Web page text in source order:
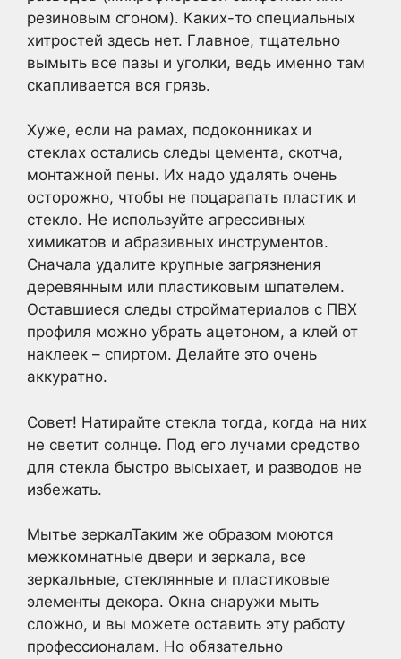
резиновым сгоном). Каких-то специальных
хитростей здесь нет. Главное, тщательно
вымыть все пазы и уголки, ведь именно там
скапливается вся грязь.
Хуже, если на рамах, подоконниках и
стеклах остались следы цемента, скотча,
монтажной пены. Их надо удалять очень
осторожно, чтобы не поцарапать пластик и
стекло. Не используйте агрессивных
химикатов и абразивных инструментов.
Сначала удалите крупные загрязнения
деревянным или пластиковым шпателем.
Оставшиеся следы стройматериалов с ПВХ
профиля можно убрать ацетоном, а клей от
наклеек – спиртом. Делайте это очень
аккуратно.
Совет! Натирайте стекла тогда, когда на них
не светит солнце. Под его лучами средство
для стекла быстро высыхает, и разводов не
избежать.
Мытье зеркалТаким же образом моются
межкомнатные двери и зеркала, все
зеркальные, стеклянные и пластиковые
элементы декора. Окна снаружи мыть
сложно, и вы можете оставить эту работу
профессионалам. Но обязательно